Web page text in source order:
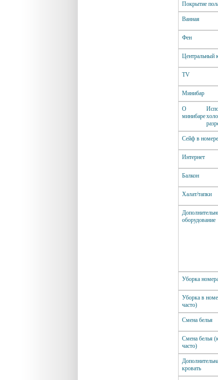
Покрытие
Ванная
Фен
Центральный
ТV
Минибар
О
минибаре
Сейф в номере
Интернет
Балкон
Халат/тапки
оборудование
Уборка
Уборка в
часто)
Смена белья
Смена белья
часто)
кровать